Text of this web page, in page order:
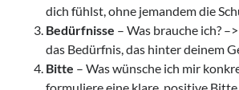
dich fühlst, ohne jemandem die
Bedürfnisse – Was brauche ich?
das Bedürfnis, das hinter deinem
Bitte – Was wünsche ich mir
formuliere eine klare, positive